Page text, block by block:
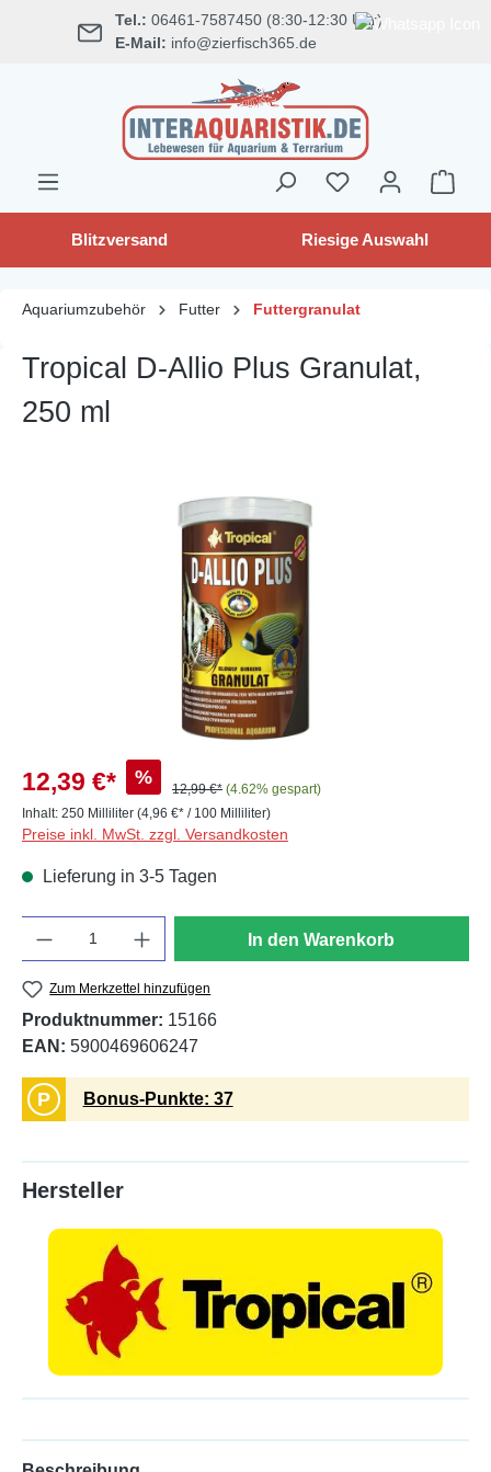
springen Tel.: 06461-7587450 (8:30-12:30 Uhr)
E-Mail: info@zierfisch365.de
Blitzversand Riesige Auswahl
Aquariumzubehör Futter Futtergranulat
Tropical D-Allio Plus Granulat,
250 ml
Bildergalerie überspringen
12,39 €* %
12,99 €* (4.62% gespart)
Inhalt: 250 Milliliter (4,96 €* / 100 Milliliter)
Preise inkl. MwSt. zzgl. Versandkosten
Lieferung in 3-5 Tagen
In den Warenkorb
Zum Merkzettel hinzufügen
Produktnummer: 15166
EAN: 5900469606247
P Bonus-Punkte: 37
Hersteller